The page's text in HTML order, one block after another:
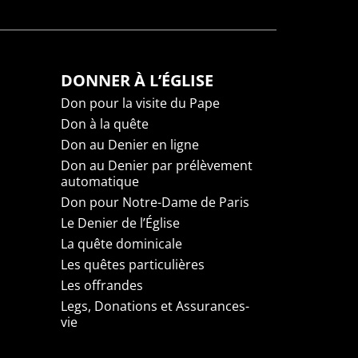
DONNER À L’ÉGLISE
Don pour la visite du Pape
Don à la quête
Don au Denier en ligne
Don au Denier par prélèvement
automatique
Don pour Notre-Dame de Paris
Le Denier de l’Église
La quête dominicale
Les quêtes particulières
Les offrandes
Legs, Donations et Assurances-
vie